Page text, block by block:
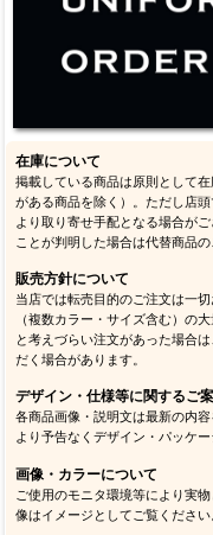
在庫について
掲載している商品は原則として
がある商品を除く）。ただし店
より取り寄せ手配となる場合が
ことが判明した場合は代替商品
販売方針について
当店では転売目的のご注文は一
（複数カラー・サイズ含む）の
と考えづらい注文があった場合
だく場合があります。
デザイン・仕様等に関するご
各商品画像・説明文は最新の内
より予告なくデザイン・パッケ
画像・カラーについて
ご使用のモニタ環境等により実
像はイメージとしてご覧ください